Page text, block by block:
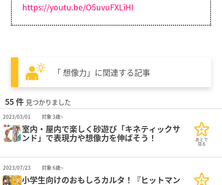
https://youtu.be/O5uvuFXLiHI
「 想像力」に関連する記事
55 件 見つかりました
2023/03/01 対象 3歳~
室内・屋内で楽しく砂遊び「キネティックサ
ンド」で表現力や想像力を伸ばそう！ あとで
見る
2023/07/23 対象 6歳~
小学生向けのおもしろカルタ！『ヒットマン